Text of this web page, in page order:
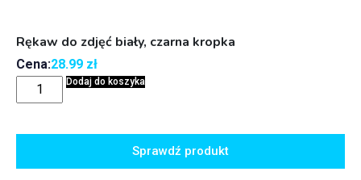
Rękaw do zdjęć biały, czarna kropka
Cena:28.99 zł
Dodaj do koszyka
Sprawdź produkt